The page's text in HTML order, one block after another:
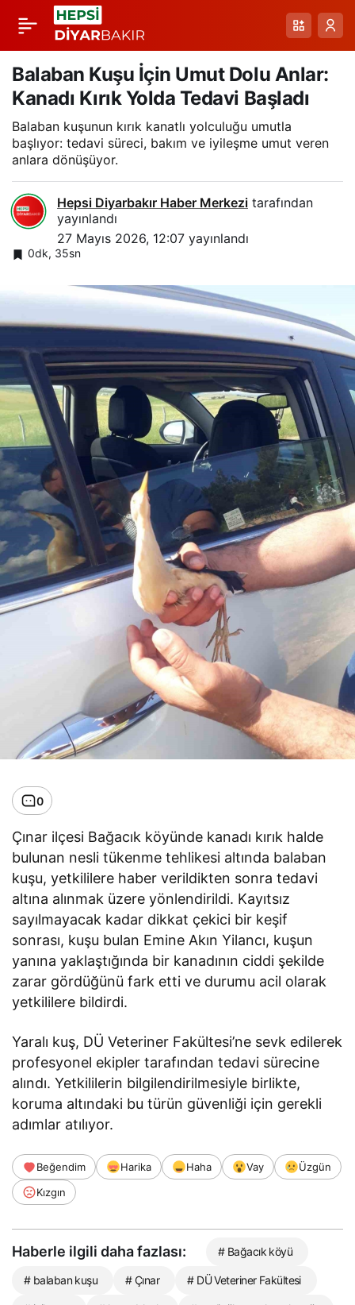
Balaban Kuşu İçin Umut Dolu Anlar:
Kanadı Kırık Yolda Tedavi Başladı
Balaban kuşunun kırık kanatlı yolculuğu umutla
başlıyor: tedavi süreci, bakım ve iyileşme umut veren
anlara dönüşüyor.
Hepsi Diyarbakır Haber Merkezi tarafından
yayınlandı
27 Mayıs 2026, 12:07 yayınlandı
0dk, 35sn
0
Çınar ilçesi Bağacık köyünde kanadı kırık halde
bulunan nesli tükenme tehlikesi altında balaban
kuşu, yetkililere haber verildikten sonra tedavi
altına alınmak üzere yönlendirildi. Kayıtsız
sayılmayacak kadar dikkat çekici bir keşif
sonrası, kuşu bulan Emine Akın Yilancı, kuşun
yanına yaklaştığında bir kanadının ciddi şekilde
zarar gördüğünü fark etti ve durumu acil olarak
yetkililere bildirdi.
Yaralı kuş, DÜ Veteriner Fakültesi’ne sevk edilerek
profesyonel ekipler tarafından tedavi sürecine
alındı. Yetkililerin bilgilendirilmesiyle birlikte,
koruma altındaki bu türün güvenliği için gerekli
adımlar atılıyor.
Beğendim Harika Haha Vay
Üzgün
Kızgın
Haberle ilgili daha fazlası: # Bağacık köyü
# balaban kuşu # Çınar # DÜ Veteriner Fakültesi
Kayapınar’da Bahçe
Odağında Üzücü Olay:
35 Yaşındaki Şüpheli
Vefat
Paylaş